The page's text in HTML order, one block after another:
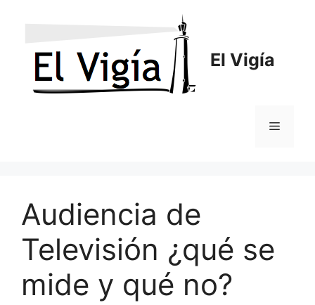
El Vigía
Menú
Audiencia de
Televisión ¿qué se
mide y qué no?